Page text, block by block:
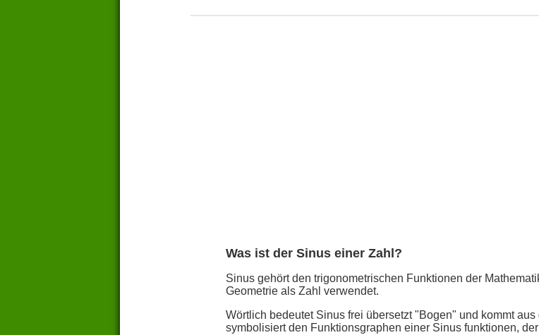
Was ist der Sinus einer Zahl?
Sinus gehört den trigonometrischen Funktionen der
Geometrie als Zahl verwendet.
Wörtlich bedeutet Sinus frei übersetzt "Bogen" und kommt
symbolisiert den Funktionsgraphen einer Sinus funktionen,